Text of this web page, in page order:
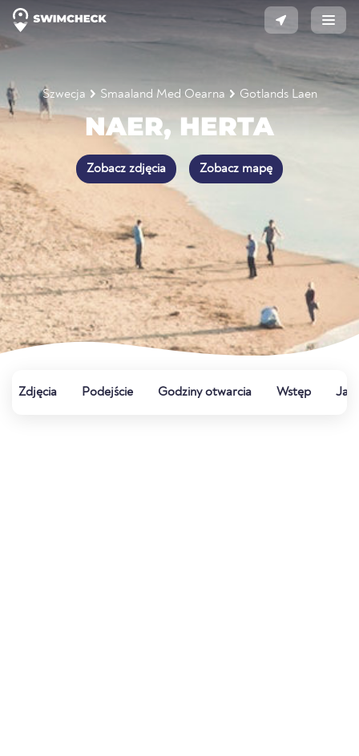
Szwecja Smaaland Med Oearna Gotlands Laen
NAER, HERTA
Zobacz zdjęcia Zobacz mapę
Zdjęcia Podejście Godziny otwarcia Wstęp